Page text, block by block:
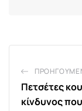
Πετσέτες
κίνδυνος